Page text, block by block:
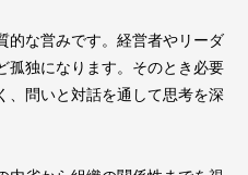
的な営みです。経営者やリーダ
孤独になります。そのとき必要
、問いと対話を通して思考を深